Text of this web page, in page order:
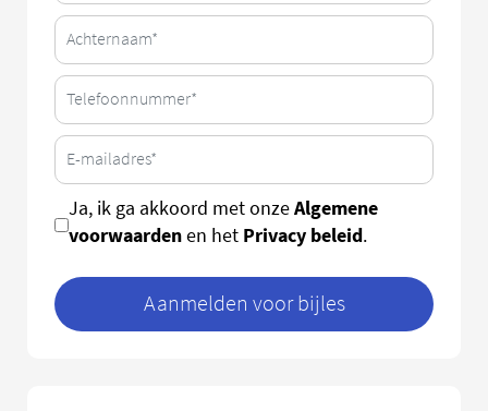
Ja, ik ga akkoord met onzeAlgemene
voorwaardenen het Privacy beleid.
Aanmelden voor bijles